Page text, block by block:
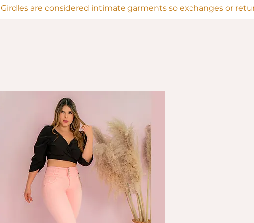
Girdles are considered intimate garments so exchanges or